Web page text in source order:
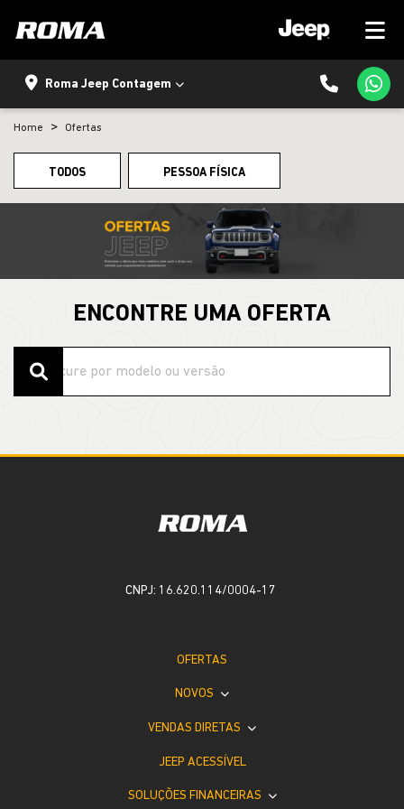
Roma Jeep Contagem
Home Ofertas
TODOS PESSOA FÍSICA
ENCONTRE UMA OFERTA
CNPJ: 16.620.114/0004-17
OFERTAS
NOVOS
VENDAS DIRETAS
JEEP ACESSÍVEL
SOLUÇÕES FINANCEIRAS